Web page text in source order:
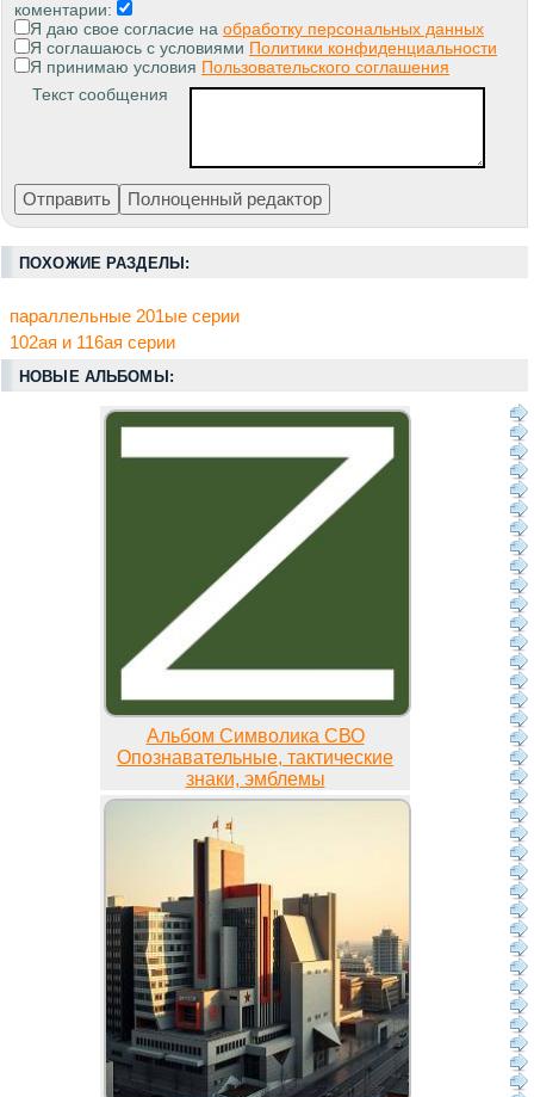
коментарии:
Я даю свое согласие на обработку персональных данных
Я соглашаюсь с условиями Политики конфиденциальности
Я принимаю условия Пользовательского соглашения
Текст сообщения
ПОХОЖИЕ РАЗДЕЛЫ:
параллельные 201ые серии
102ая и 116ая серии
НОВЫЕ АЛЬБОМЫ:
Альбом Символика СВО
Опознавательные, тактические
знаки, эмблемы